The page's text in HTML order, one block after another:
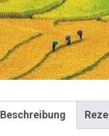
Beschreibung